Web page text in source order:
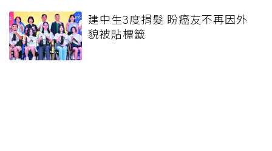
建中生3度捐髮 盼癌友不再因外
貌被貼標籤